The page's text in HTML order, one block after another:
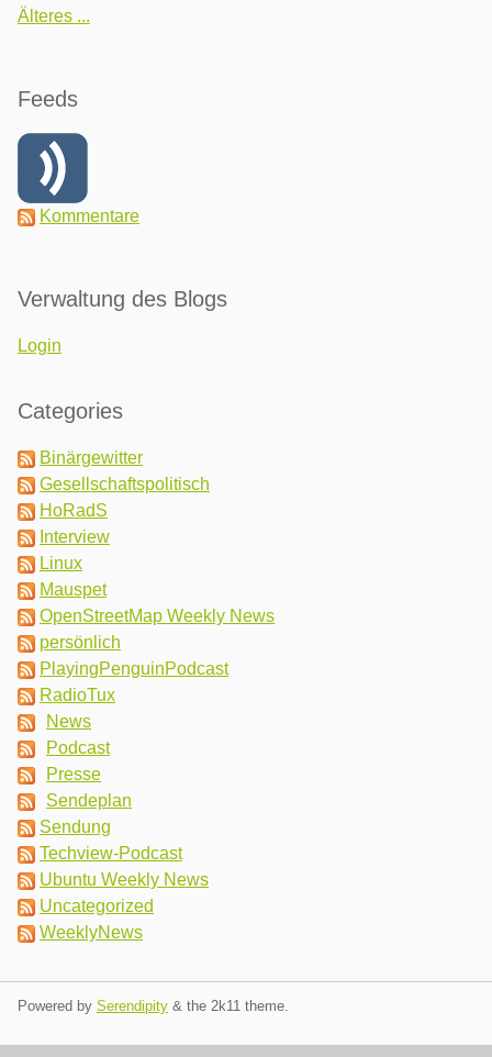
Älteres ...
Feeds
Kommentare
Verwaltung des Blogs
Login
Categories
Binärgewitter
Gesellschaftspolitisch
HoRadS
Interview
Linux
Mauspet
OpenStreetMap Weekly News
persönlich
PlayingPenguinPodcast
RadioTux
News
Podcast
Presse
Sendeplan
Sendung
Techview-Podcast
Ubuntu Weekly News
Uncategorized
WeeklyNews
Powered by Serendipity & the 2k11 theme.